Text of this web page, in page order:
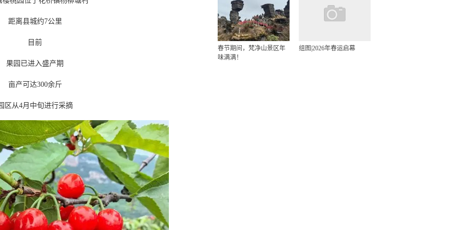
距离县城约7公里
目前
果园已进入盛产期
亩产可达300余斤
区从4月中旬进行采摘
春节期间，梵净山景区年
味满满！
组图|2026年春运启幕